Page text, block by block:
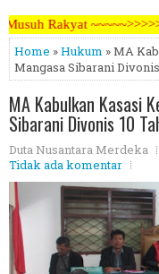
Menerima
Home »Hukum » MA
Mangasa Sibarani
MA Kabulkan Kasasi
Sibarani Divonis 10
Duta Nusantara Merdeka
Tidak ada komentar